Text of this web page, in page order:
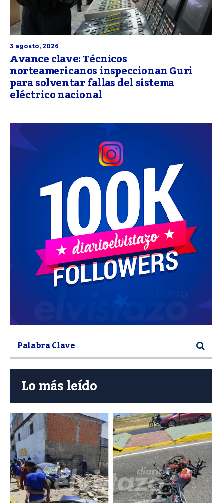
3 agosto, 2026
Avance clave: Técnicos
norteamericanos inspeccionan Guri
para solventar fallas del sistema
eléctrico nacional
Lo más leído